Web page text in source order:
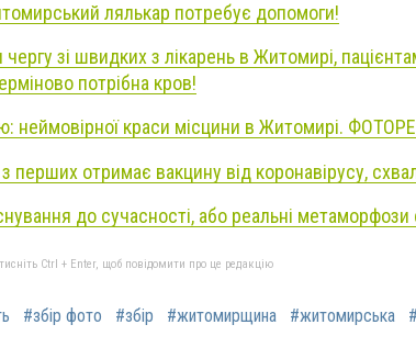
лялькар потребує допомоги!
зі швидких з лікарень в Житомирі,
потрібна кров!
неймовірної краси місцини в Житомирі.
отримає вакцину від коронавірусу,
до сучасності, або реальні метаморфози
Ctrl + Enter, щоб повідомити про це редакцію
#збір фото #збір #житомирщина #житомирська